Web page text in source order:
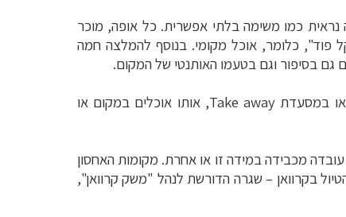
כמו משימה בלתי אפשרית. כל אופה, מוכר
פוד", כלומר, אוכל מקומי. בנוסף להמלצה חמה
גם בסיפור וגם בטעמו האותנטי של המקום.
או במסעדת Take away, אותו אוכלים במקום או
מכבידה במידה זו או אחרת. מקומות האחסון
בקרוואן – שגרה הדורשת לנהל "משק קרוואן",